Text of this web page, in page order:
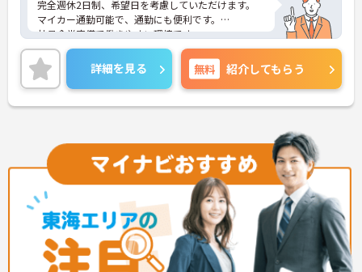
完全週休2日制、希望日を考慮していただけます。
マイカー通勤可能で、通勤にも便利です。
社員食堂完備で働きやすい環境です。
資格不問なので、気になられた方はお気軽にご相談
ください。
詳細を見る 無料 紹介してもらう